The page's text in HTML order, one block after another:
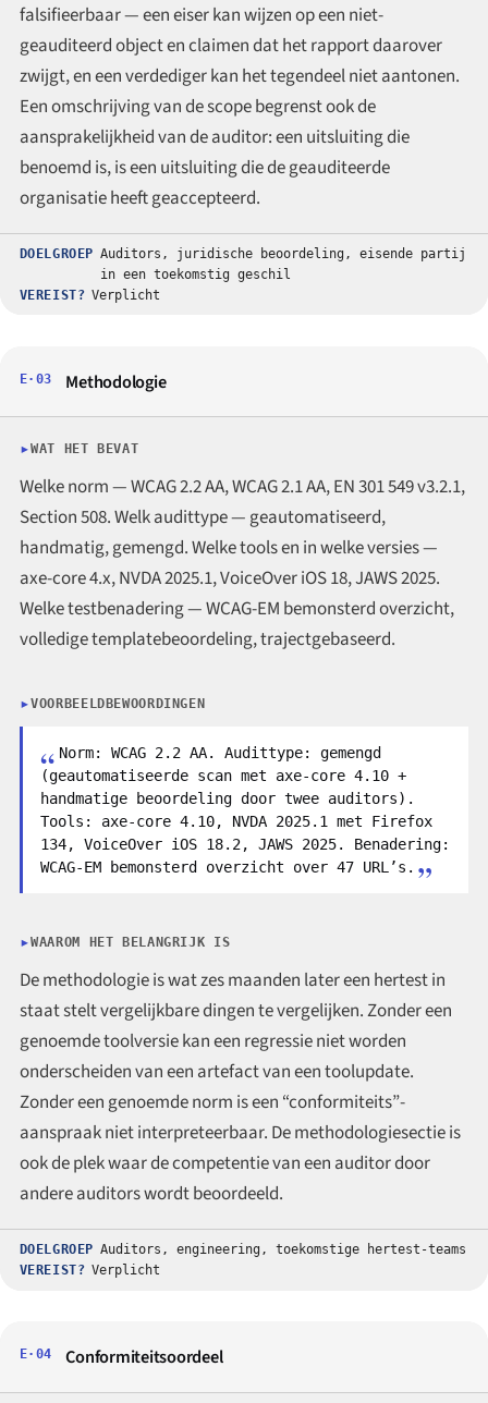
falsifieerbaar — een eiser kan wijzen op een niet-
geauditeerd object en claimen dat het rapport daarover
zwijgt, en een verdediger kan het tegendeel niet aantonen.
Een omschrijving van de scope begrenst ook de
aansprakelijkheid van de auditor: een uitsluiting die
benoemd is, is een uitsluiting die de geauditeerde
organisatie heeft geaccepteerd.
DOELGROEP Auditors, juridische beoordeling, eisende partij
in een toekomstig geschil
VEREIST? Verplicht
E·03 Methodologie
WAT HET BEVAT
Welke norm — WCAG 2.2 AA, WCAG 2.1 AA, EN 301 549 v3.2.1,
Section 508. Welk audittype — geautomatiseerd,
handmatig, gemengd. Welke tools en in welke versies —
axe-core 4.x, NVDA 2025.1, VoiceOver iOS 18, JAWS 2025.
Welke testbenadering — WCAG-EM bemonsterd overzicht,
volledige templatebeoordeling, trajectgebaseerd.
VOORBEELDBEWOORDINGEN
Norm: WCAG 2.2 AA. Audittype: gemengd
(geautomatiseerde scan met axe-core 4.10 +
handmatige beoordeling door twee auditors).
Tools: axe-core 4.10, NVDA 2025.1 met Firefox
134, VoiceOver iOS 18.2, JAWS 2025. Benadering:
WCAG-EM bemonsterd overzicht over 47 URL’s.
WAAROM HET BELANGRIJK IS
De methodologie is wat zes maanden later een hertest in
staat stelt vergelijkbare dingen te vergelijken. Zonder een
genoemde toolversie kan een regressie niet worden
onderscheiden van een artefact van een toolupdate.
Zonder een genoemde norm is een “conformiteits”-
aanspraak niet interpreteerbaar. De methodologiesectie is
ook de plek waar de competentie van een auditor door
andere auditors wordt beoordeeld.
DOELGROEP Auditors, engineering, toekomstige hertest-teams
VEREIST? Verplicht
E·04 Conformiteitsoordeel